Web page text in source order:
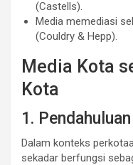
(Castells).
Media memediasi
(Couldry & Hepp).
Media Kota
Kota
1.
Dalam konteks
sekadar berfungsi